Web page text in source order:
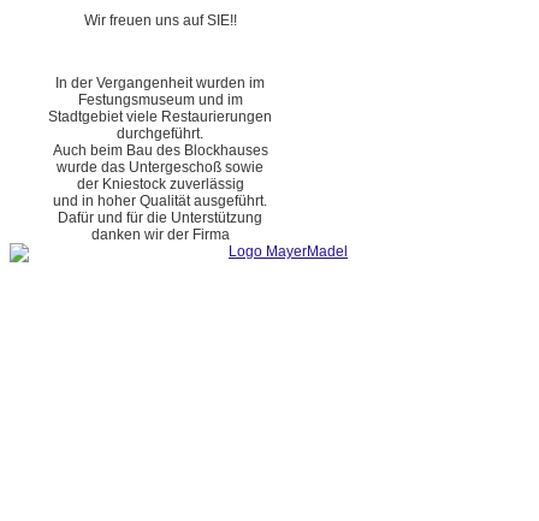
Wir freuen uns auf SIE!!
In der Vergangenheit wurden im
Festungsmuseum und im
Stadtgebiet viele Restaurierungen
durchgeführt.
Auch beim Bau des Blockhauses
wurde das Untergeschoß sowie
der Kniestock zuverlässig
und in hoher Qualität ausgeführt.
Dafür und für die Unterstützung
danken wir der Firma